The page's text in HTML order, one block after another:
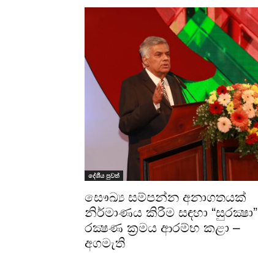
දේශීය පුවත්
සෞඛ්‍ය සම්පන්න අනාගතයක්
නිර්මාණය කිරීම සඳහා “සුරක්‍ෂා”
රක්‍ෂණ ක්‍රමය ආරම්භ කළා –
අගමැති